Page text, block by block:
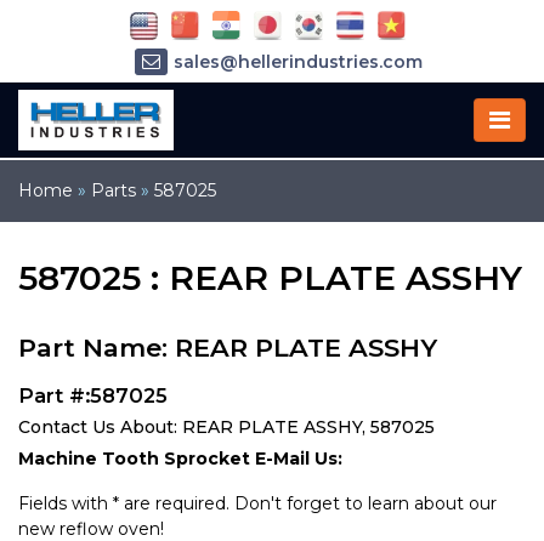
Home » Parts » 587025
587025 : REAR PLATE ASSHY
Part Name: REAR PLATE ASSHY
Part #:587025
Contact Us About: REAR PLATE ASSHY, 587025
Machine Tooth Sprocket E-Mail Us:
Fields with * are required. Don't forget to learn about our
new reflow oven!
sales@hellerindustries.com
service@hellerindustries.com